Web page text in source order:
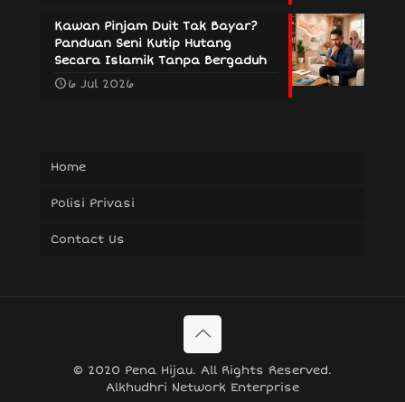
Kawan Pinjam Duit Tak Bayar?
Panduan Seni Kutip Hutang
Secara Islamik Tanpa Bergaduh
6 Jul 2026
Home
Polisi Privasi
Contact Us
© 2020 Pena Hijau. All Rights Reserved.
Alkhudhri Network Enterprise